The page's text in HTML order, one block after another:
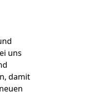
uns
damit